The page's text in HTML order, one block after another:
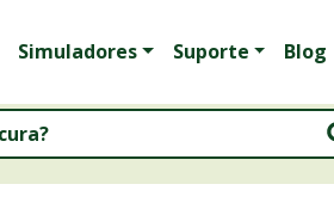
Simuladores Suporte Blog